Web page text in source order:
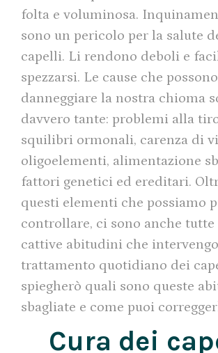
folta e voluminosa.
sono un pericolo per la salute
capelli. Li rendono deboli e
spezzarsi. Le cause che possono
danneggiare la nostra chioma
davvero tante: problemi alla
squilibri ormonali, carenza di
oligoelementi, alimentazione
fattori genetici ed ereditari.
questi elementi che possiamo
controllare, ci sono anche tutte
cattive abitudini che
trattamento quotidiano dei
spiegherò quali sono queste
sbagliate e come puoi
Cura dei